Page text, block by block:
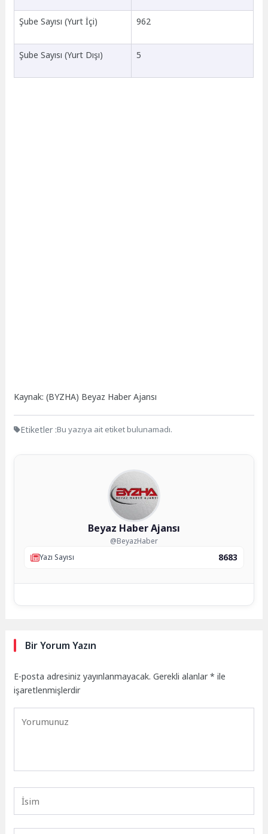
Şube Sayısı (Yurt İçi) 962
Şube Sayısı (Yurt Dışı) 5
Kaynak: (BYZHA) Beyaz Haber Ajansı
Etiketler :Bu yazıya ait etiket bulunamadı.
Beyaz Haber Ajansı
@BeyazHaber
Yazı Sayısı
8683
Bir Yorum Yazın
E-posta adresiniz yayınlanmayacak. Gerekli alanlar* ile
işaretlenmişlerdir